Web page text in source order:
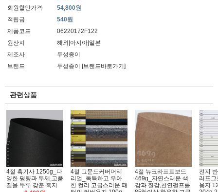
회원할인가격
54,800원
적립금
540원
제품코드
06220172F122
원산지
해외|아시아|일본
제조사
두성종이
브랜드
두성종이 [브랜드바로가기]
관련상품
4절 흑기사 1250g_다
양한 평량과 두께,고품
질을 두루 갖춘 흑지
4절 그문드커버머티
리얼_독특하고 우아
한 컬러 고급스러운 패
4절 뉴크라프트보드
469g_자연스러운 색
감과 질감,천연펄프를
전지
러프
용지